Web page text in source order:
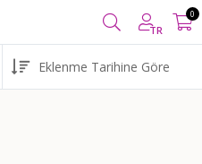
YURT
TR
0